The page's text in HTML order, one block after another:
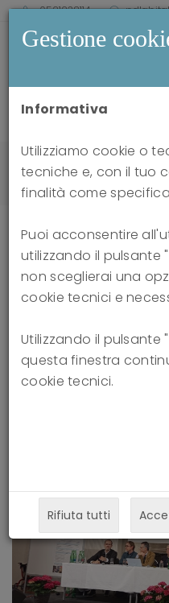
0521238114
Reportage 9th ISTFP
Reportage
Gestione
Informativa
Utilizziamo cookie o
tecniche e, con il tuo
finalità come
Puoi acconsentire
utilizzando il pulsante
non sceglierai una
cookie tecnici e
Utilizzando il pulsante
questa finestra
cookie tecnici.
Rifiuta tutti